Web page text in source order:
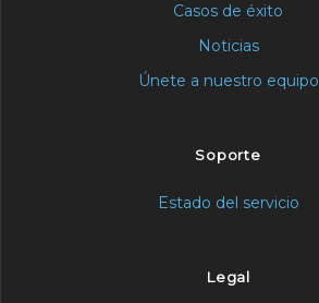
Casos de éxito
Noticias
Únete a nuestro equipo
Soporte
Estado del servicio
Legal